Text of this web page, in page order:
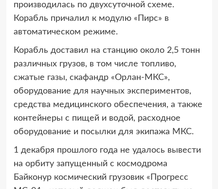
производилась по двухсуточной схеме.
Корабль причалил к модулю «Пирс» в
автоматическом режиме.
Корабль доставил на станцию около 2,5 тонн
различных грузов, в том числе топливо,
сжатые газы, скафандр «Орлан-МКС»,
оборудование для научных экспериментов,
средства медицинского обеспечения, а также
контейнеры с пищей и водой, расходное
оборудование и посылки для экипажа МКС.
1 декабря прошлого года не удалось вывести
на орбиту запущенный с космодрома
Байконур космический грузовик «Прогресс